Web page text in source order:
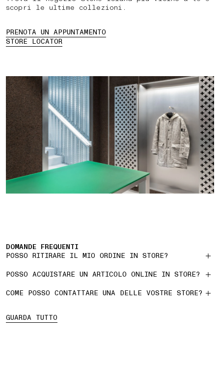
scopri le ultime collezioni.
PRENOTA UN APPUNTAMENTO
STORE LOCATOR
DOMANDE FREQUENTI
POSSO RITIRARE IL MIO ORDINE IN STORE?
POSSO ACQUISTARE UN ARTICOLO ONLINE IN STORE?
COME POSSO CONTATTARE UNA DELLE VOSTRE STORE?
GUARDA TUTTO